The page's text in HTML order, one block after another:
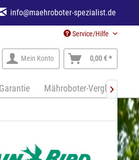
info@maehroboter-spezialist.de
Service/Hilfe
Mein Konto 0,00 € *
Mähroboter-Vergleich
